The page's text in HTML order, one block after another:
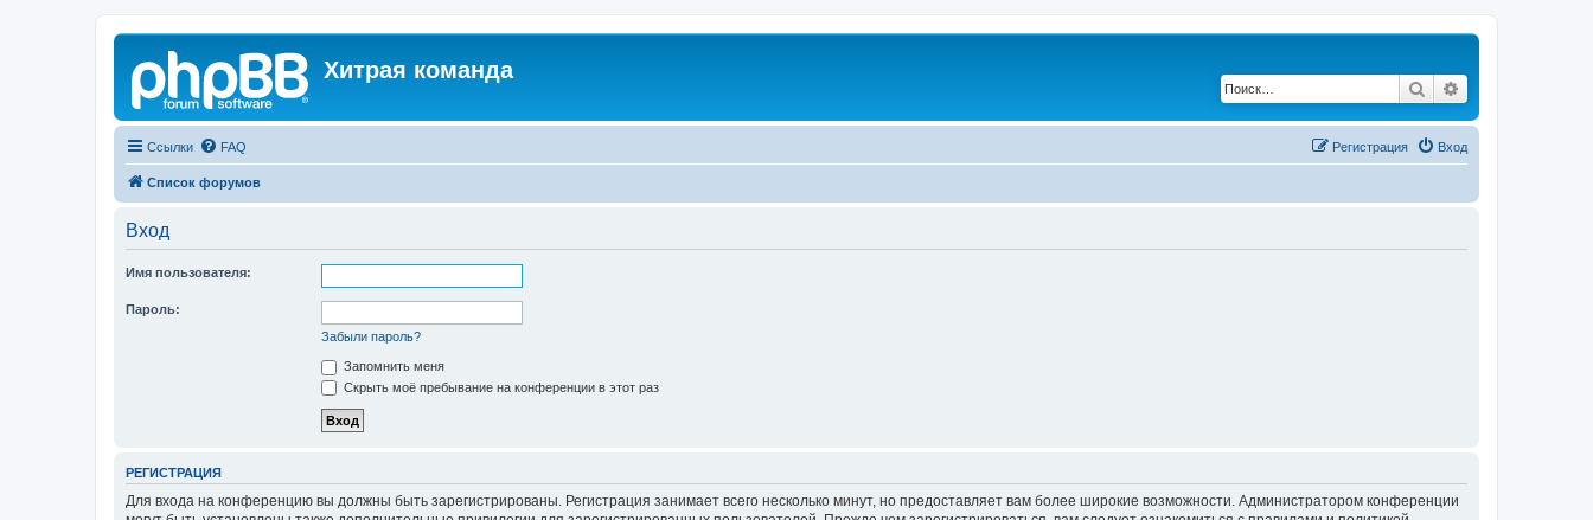
Хитрая команда
Поиск
Ссылки FAQ Вход
Регистрация
Список форумов
Вход
Имя пользователя:
Пароль:
Забыли пароль?
Запомнить меня
Скрыть моё пребывание на конференции в этот раз
РЕГИСТРАЦИЯ
Для входа на конференцию вы должны быть зарегистрированы. Регистрация занимает всего несколько минут, но предоставляет вам более широкие возможности. Администратором конференции